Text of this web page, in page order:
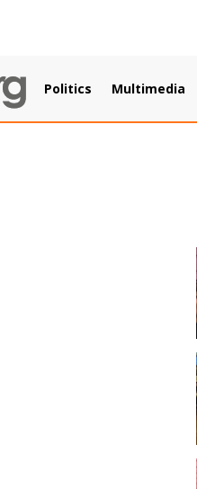
Politics Multimedia